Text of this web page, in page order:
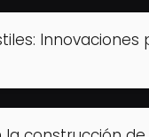
Innovaciones